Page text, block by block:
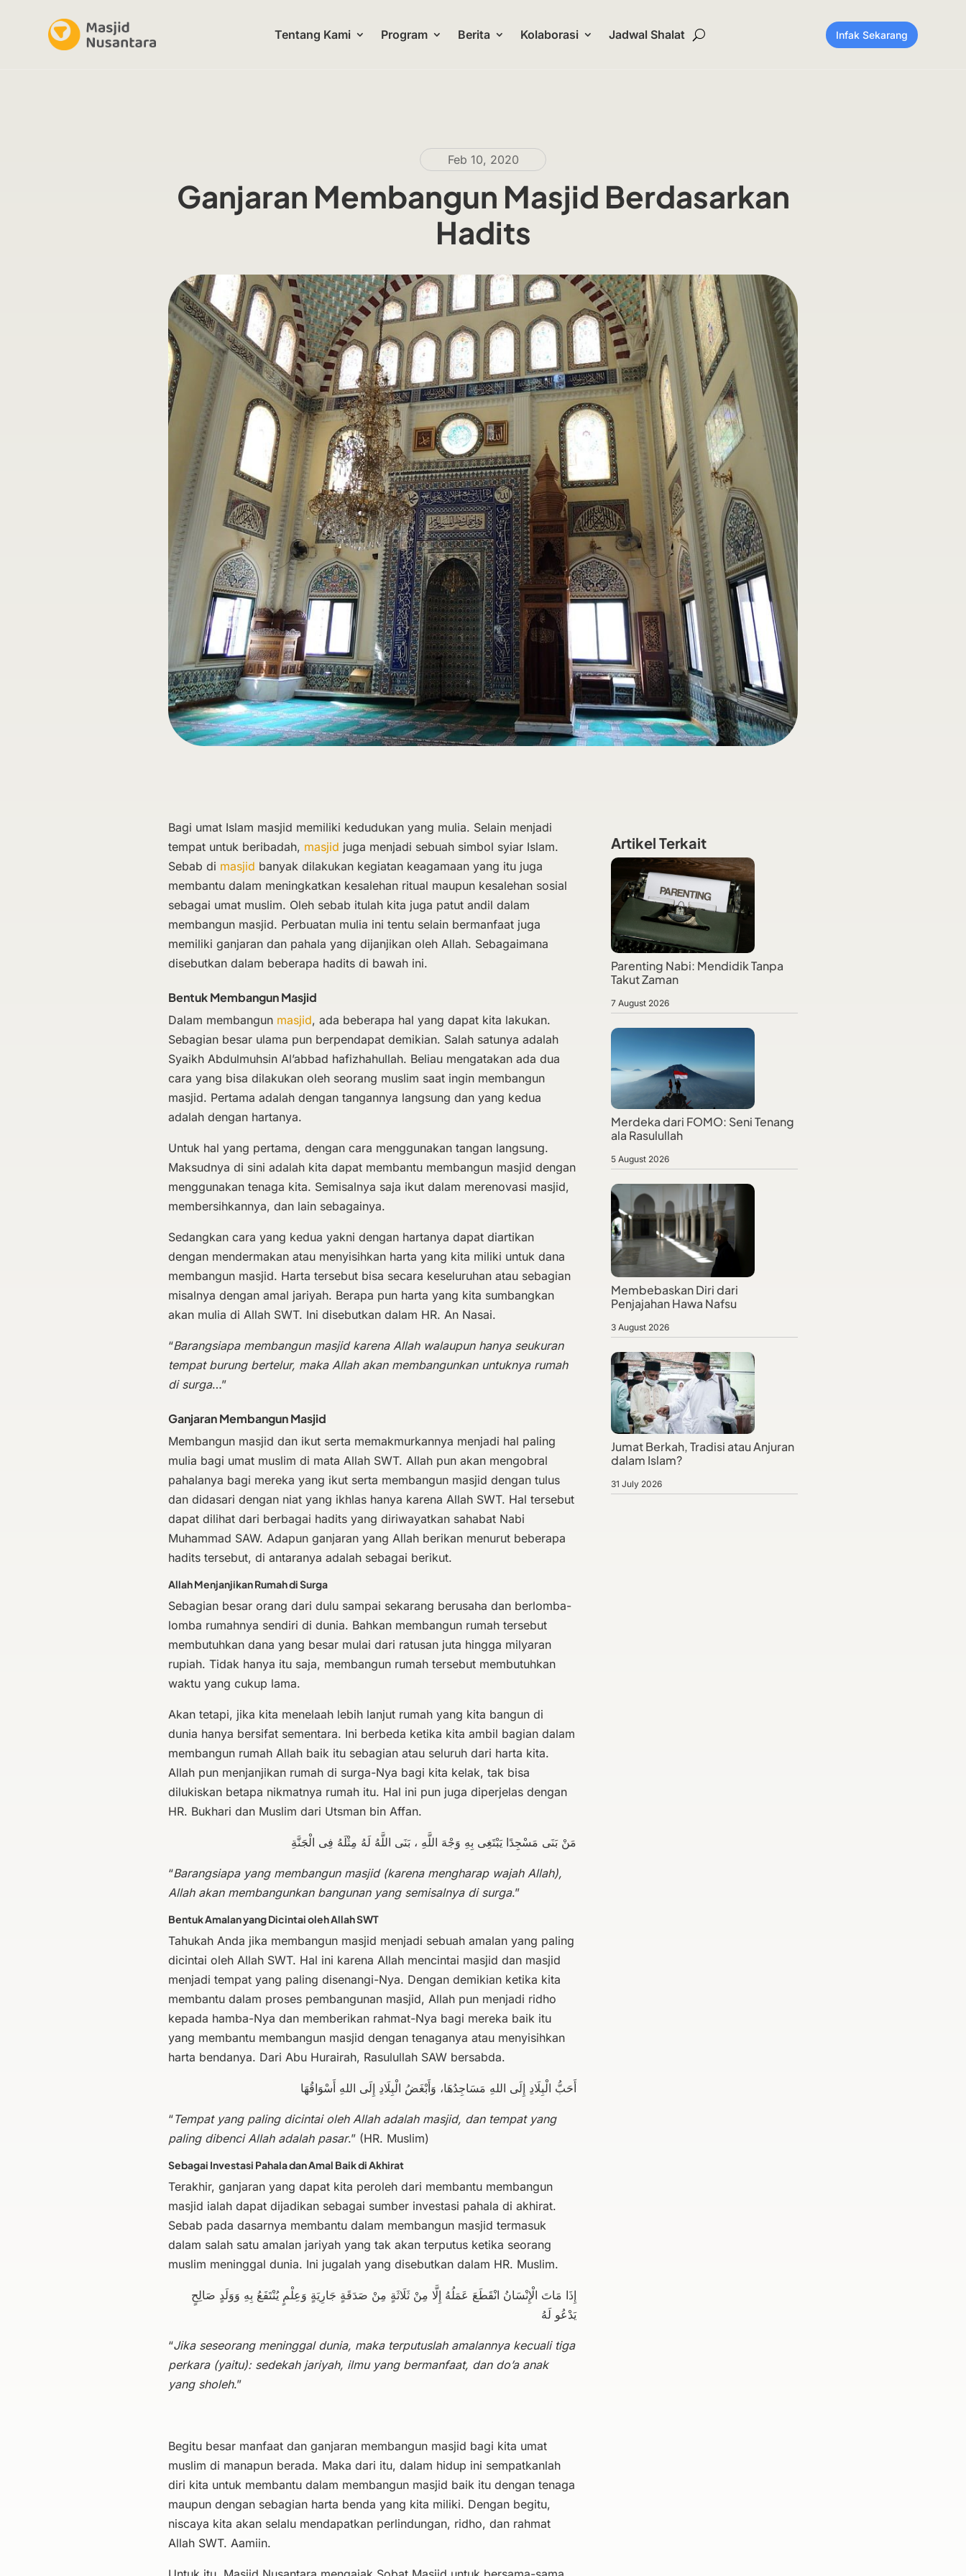
Tentang Kami Program Berita Kolaborasi Jadwal Shalat Infak Sekarang
Feb 10, 2020
Ganjaran Membangun Masjid Berdasarkan
Hadits
Bagi umat Islam masjid memiliki kedudukan yang mulia. Selain menjadi
tempat untuk beribadah, masjid juga menjadi sebuah simbol syiar Islam.
Sebab di masjid banyak dilakukan kegiatan keagamaan yang itu juga
membantu dalam meningkatkan kesalehan ritual maupun kesalehan sosial
sebagai umat muslim. Oleh sebab itulah kita juga patut andil dalam
membangun masjid. Perbuatan mulia ini tentu selain bermanfaat juga
memiliki ganjaran dan pahala yang dijanjikan oleh Allah. Sebagaimana
disebutkan dalam beberapa hadits di bawah ini.
Bentuk Membangun Masjid
Dalam membangun masjid, ada beberapa hal yang dapat kita lakukan.
Sebagian besar ulama pun berpendapat demikian. Salah satunya adalah
Syaikh Abdulmuhsin Al’abbad hafizhahullah. Beliau mengatakan ada dua
cara yang bisa dilakukan oleh seorang muslim saat ingin membangun
masjid. Pertama adalah dengan tangannya langsung dan yang kedua
adalah dengan hartanya.
Untuk hal yang pertama, dengan cara menggunakan tangan langsung.
Maksudnya di sini adalah kita dapat membantu membangun masjid dengan
menggunakan tenaga kita. Semisalnya saja ikut dalam merenovasi masjid,
membersihkannya, dan lain sebagainya.
Sedangkan cara yang kedua yakni dengan hartanya dapat diartikan
dengan mendermakan atau menyisihkan harta yang kita miliki untuk dana
membangun masjid. Harta tersebut bisa secara keseluruhan atau sebagian
misalnya dengan amal jariyah. Berapa pun harta yang kita sumbangkan
akan mulia di Allah SWT. Ini disebutkan dalam HR. An Nasai.
“Barangsiapa membangun masjid karena Allah walaupun hanya seukuran
tempat burung bertelur, maka Allah akan membangunkan untuknya rumah
di surga…”
Ganjaran Membangun Masjid
Membangun masjid dan ikut serta memakmurkannya menjadi hal paling
mulia bagi umat muslim di mata Allah SWT. Allah pun akan mengobral
pahalanya bagi mereka yang ikut serta membangun masjid dengan tulus
dan didasari dengan niat yang ikhlas hanya karena Allah SWT. Hal tersebut
dapat dilihat dari berbagai hadits yang diriwayatkan sahabat Nabi
Muhammad SAW. Adapun ganjaran yang Allah berikan menurut beberapa
hadits tersebut, di antaranya adalah sebagai berikut.
Allah Menjanjikan Rumah di Surga
Sebagian besar orang dari dulu sampai sekarang berusaha dan berlomba-
lomba rumahnya sendiri di dunia. Bahkan membangun rumah tersebut
membutuhkan dana yang besar mulai dari ratusan juta hingga milyaran
rupiah. Tidak hanya itu saja, membangun rumah tersebut membutuhkan
waktu yang cukup lama.
Akan tetapi, jika kita menelaah lebih lanjut rumah yang kita bangun di
dunia hanya bersifat sementara. Ini berbeda ketika kita ambil bagian dalam
membangun rumah Allah baik itu sebagian atau seluruh dari harta kita.
Allah pun menjanjikan rumah di surga-Nya bagi kita kelak, tak bisa
dilukiskan betapa nikmatnya rumah itu. Hal ini pun juga diperjelas dengan
HR. Bukhari dan Muslim dari Utsman bin Affan.
مَنْ بَنَى مَسْجِدًا يَبْتَغِى بِهِ وَجْهَ اللَّهِ ، بَنَى اللَّهُ لَهُ مِثْلَهُ فِى الْجَنَّةِ
“Barangsiapa yang membangun masjid (karena mengharap wajah Allah),
Allah akan membangunkan bangunan yang semisalnya di surga.”
Bentuk Amalan yang Dicintai oleh Allah SWT
Tahukah Anda jika membangun masjid menjadi sebuah amalan yang paling
dicintai oleh Allah SWT. Hal ini karena Allah mencintai masjid dan masjid
menjadi tempat yang paling disenangi-Nya. Dengan demikian ketika kita
membantu dalam proses pembangunan masjid, Allah pun menjadi ridho
kepada hamba-Nya dan memberikan rahmat-Nya bagi mereka baik itu
yang membantu membangun masjid dengan tenaganya atau menyisihkan
harta bendanya. Dari Abu Hurairah, Rasulullah SAW bersabda.
أَحَبُّ الْبِلَادِ إِلَى اللهِ مَسَاجِدُهَا، وَأَبْغَضُ الْبِلَادِ إِلَى اللهِ أَسْوَاقُهَا
“Tempat yang paling dicintai oleh Allah adalah masjid, dan tempat yang
paling dibenci Allah adalah pasar.” (HR. Muslim)
Sebagai Investasi Pahala dan Amal Baik di Akhirat
Terakhir, ganjaran yang dapat kita peroleh dari membantu membangun
masjid ialah dapat dijadikan sebagai sumber investasi pahala di akhirat.
Sebab pada dasarnya membantu dalam membangun masjid termasuk
dalam salah satu amalan jariyah yang tak akan terputus ketika seorang
muslim meninggal dunia. Ini jugalah yang disebutkan dalam HR. Muslim.
إِذَا مَاتَ الْإِنْسَانُ انْقَطَعَ عَمَلُهُ إِلَّا مِنْ ثَلَاثَةٍ مِنْ صَدَقَةٍ جَارِيَةٍ وَعِلْمٍ يُنْتَفَعُ بِهِ وَوَلَدٍ صَالِحٍ
يَدْعُو لَهُ
“Jika seseorang meninggal dunia, maka terputuslah amalannya kecuali tiga
perkara (yaitu): sedekah jariyah, ilmu yang bermanfaat, dan do’a anak
yang sholeh.”
Begitu besar manfaat dan ganjaran membangun masjid bagi kita umat
muslim di manapun berada. Maka dari itu, dalam hidup ini sempatkanlah
diri kita untuk membantu dalam membangun masjid baik itu dengan tenaga
maupun dengan sebagian harta benda yang kita miliki. Dengan begitu,
niscaya kita akan selalu mendapatkan perlindungan, ridho, dan rahmat
Allah SWT. Aamiin.
Artikel Terkait
Parenting Nabi: Mendidik Tanpa
Takut Zaman
7 August 2026
Merdeka dari FOMO: Seni Tenang
ala Rasulullah
5 August 2026
Membebaskan Diri dari
Penjajahan Hawa Nafsu
3 August 2026
Jumat Berkah, Tradisi atau Anjuran
dalam Islam?
31 July 2026